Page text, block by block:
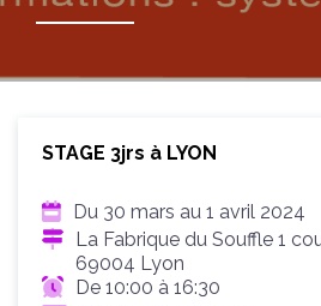
STAGE 3jrs à LYON
Du 30 mars au 1 avril 2024
La Fabrique du Souffle 1
69004 Lyon
De 10:00 à 16:30